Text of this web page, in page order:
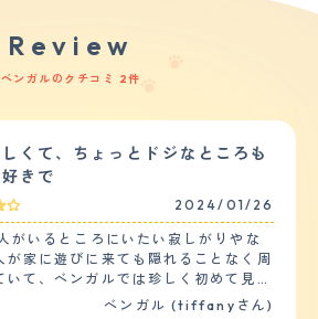
Review
ベンガルのクチコミ 2件
くて、ちょっとドジなところも
きで
2024/01/26
がいるところにいたい寂しがりやな
が家に遊びに来ても隠れることなく周
いて、ベンガルでは珍しく初めて見る
ことなく、人懐っこい子です。病院に
ベンガル (tiffanyさん)